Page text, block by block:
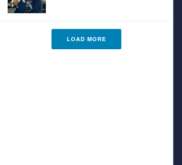
LOAD MORE